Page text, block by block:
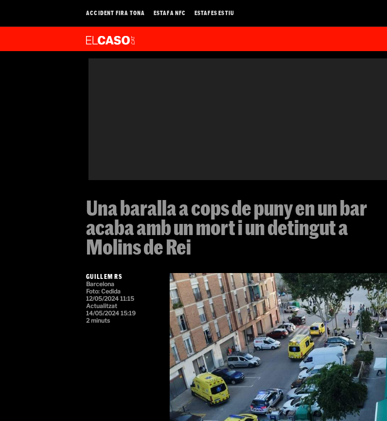
ACCIDENT FIRA TONA ESTAFA NFC ESTAFES ESTIU
Una baralla a cops de puny en un bar
acaba amb un mort i un detingut a
Molins de Rei
GUILLEM RS
Barcelona
Foto: Cedida
12/05/2024 11:15
Actualitzat
14/05/2024 15:19
2 minuts